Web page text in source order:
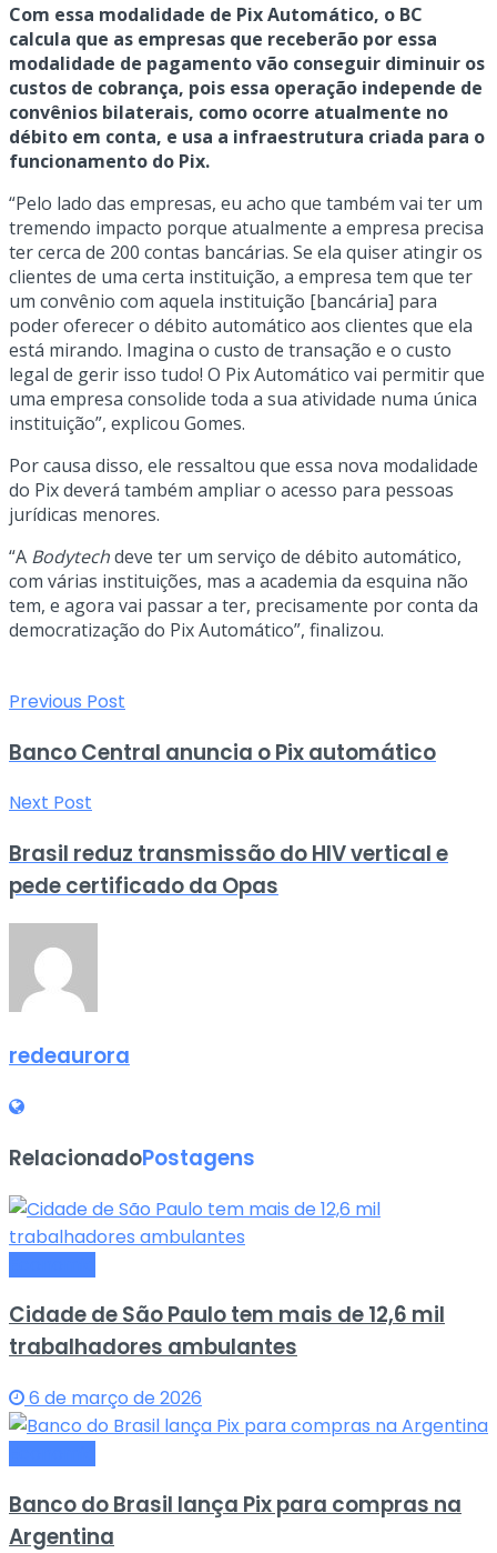
Com essa modalidade de Pix Automático, o BC
calcula que as empresas que receberão por essa
modalidade de pagamento vão conseguir diminuir os
custos de cobrança, pois essa operação independe de
convênios bilaterais, como ocorre atualmente no
débito em conta, e usa a infraestrutura criada para o
funcionamento do Pix.
“Pelo lado das empresas, eu acho que também vai ter um
tremendo impacto porque atualmente a empresa precisa
ter cerca de 200 contas bancárias. Se ela quiser atingir os
clientes de uma certa instituição, a empresa tem que ter
um convênio com aquela instituição [bancária] para
poder oferecer o débito automático aos clientes que ela
está mirando. Imagina o custo de transação e o custo
legal de gerir isso tudo! O Pix Automático vai permitir que
uma empresa consolide toda a sua atividade numa única
instituição”, explicou Gomes.
Por causa disso, ele ressaltou que essa nova modalidade
do Pix deverá também ampliar o acesso para pessoas
jurídicas menores.
“A Bodytechdeve ter um serviço de débito automático,
com várias instituições, mas a academia da esquina não
tem, e agora vai passar a ter, precisamente por conta da
democratização do Pix Automático”, finalizou.
Previous Post
Banco Central anuncia o Pix automático
Next Post
Brasil reduz transmissão do HIV vertical e
pede certificado da Opas
redeaurora
RelacionadoPostagens
Cidade de São Paulo tem mais de 12,6 mil
trabalhadores ambulantes
6 de março de 2026
Banco do Brasil lança Pix para compras na
Argentina